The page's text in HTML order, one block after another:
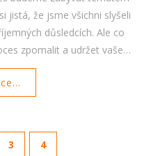
jistá, že jsme všichni slyšeli
důsledcích. Ale co
zpomalit a udržet vaše
si, jaké kroky můžeme
tohoto procesu a jak
3 4